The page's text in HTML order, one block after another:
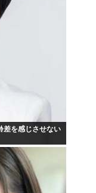
差を感じさせない